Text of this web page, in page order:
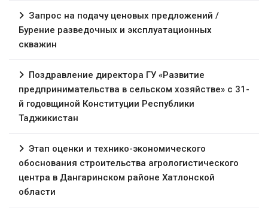
Запрос на подачу ценовых предложений /
Бурение разведочных и эксплуатационных
скважин
Поздравление директора ГУ «Развитие
предпринимательства в сельском хозяйстве» с 31-
й годовщиной Конституции Республики
Таджикистан
Этап оценки и технико-экономического
обоснования строительства агрологистического
центра в Дангаринском районе Хатлонской
области